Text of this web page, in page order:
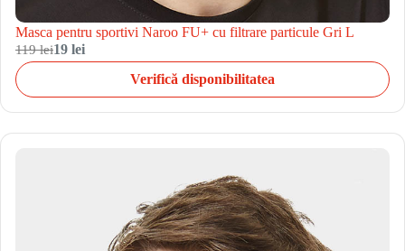
Masca pentru sportivi Naroo FU+ cu filtrare particule Gri L
119 lei19 lei
Verifică disponibilitatea